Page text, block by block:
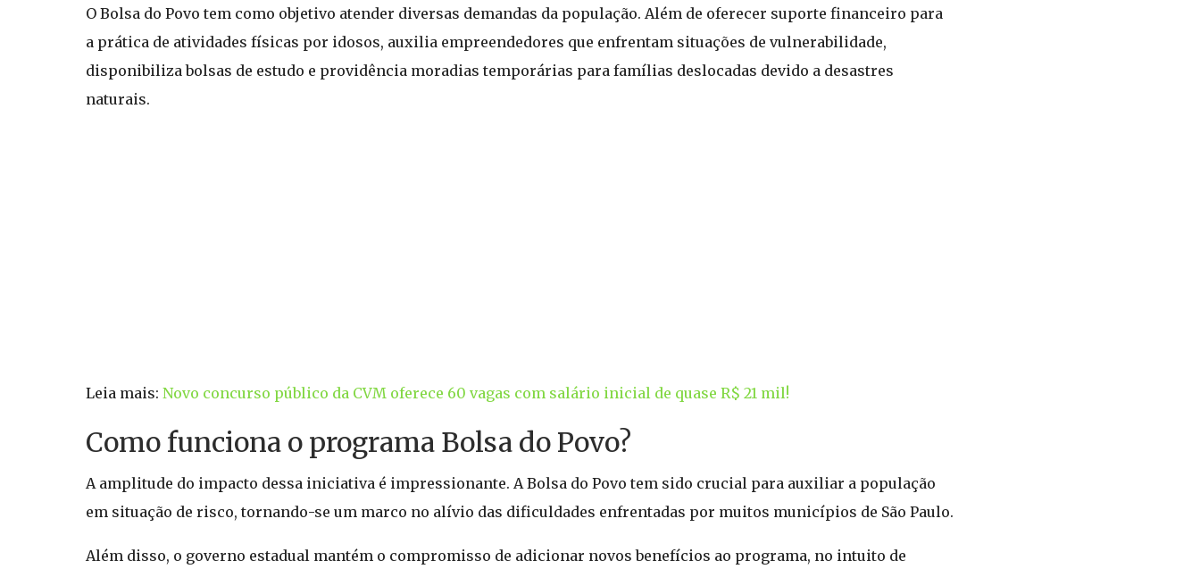
O Bolsa do Povo tem como objetivo atender diversas demandas da população. Além de oferecer suporte financeiro para
a prática de atividades físicas por idosos, auxilia empreendedores que enfrentam situações de vulnerabilidade,
disponibiliza bolsas de estudo e providência moradias temporárias para famílias deslocadas devido a desastres
naturais.
Leia mais: Novo concurso público da CVM oferece 60 vagas com salário inicial de quase R$ 21 mil!
Como funciona o programa Bolsa do Povo?
A amplitude do impacto dessa iniciativa é impressionante. A Bolsa do Povo tem sido crucial para auxiliar a população
em situação de risco, tornando-se um marco no alívio das dificuldades enfrentadas por muitos municípios de São Paulo.
Além disso, o governo estadual mantém o compromisso de adicionar novos benefícios ao programa, no intuito de